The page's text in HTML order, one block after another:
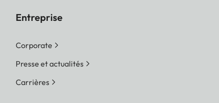
Entreprise
Corporate
Presse et actualités
Carrières